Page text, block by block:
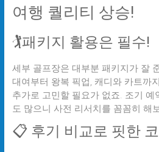
여행 퀄리티 상승!
🏌️패키지 활용은 필수!
세부 골프장은 대부분 패키지가 잘
대여부터 왕복 픽업, 캐디와 카트까
추가로 고민할 필요가 없죠. 조기 예
도 많으니 사전 리서치를 꼼꼼히 해
📋 후기 비교로 핏한